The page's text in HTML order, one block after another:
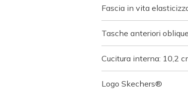
Fascia in vita
Tasche anteriori
Cucitura interna: 10,2
Logo Skechers®